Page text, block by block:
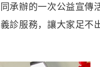
承辦的一次公益宣傳
診服務，讓大家足不